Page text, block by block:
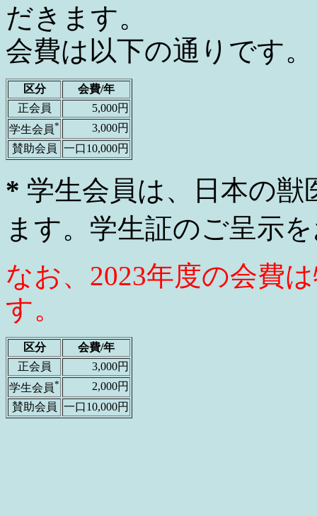
だきます。
会費は以下の通りです。
区分
会費/年
正会員
5,000円
学生会員*
3,000円
賛助会員
一口10,000円
* 学生会員は、日本の
ます。学生証のご呈示
なお、2023年度の会費
す。
区分
会費/年
正会員
3,000円
学生会員*
2,000円
賛助会員
一口10,000円